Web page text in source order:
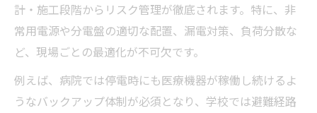
計・施工段階からリスク管理が徹底されます。特に、非
常用電源や分電盤の適切な配置、漏電対策、負荷分散な
ど、現場ごとの最適化が不可欠です。
例えば、病院では停電時にも医療機器が稼働し続けるよ
うなバックアップ体制が必須となり、学校では避難経路